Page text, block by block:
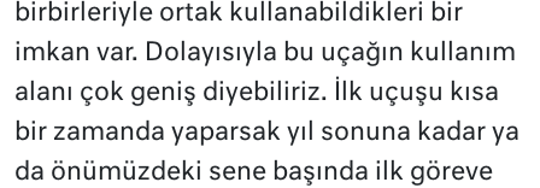
birbirleriyle ortak kullanabildikleri bir
imkan var. Dolayısıyla bu uçağın kullanım
alanı çok geniş diyebiliriz. İlk uçuşu kısa
bir zamanda yaparsak yıl sonuna kadar ya
da önümüzdeki sene başında ilk göreve